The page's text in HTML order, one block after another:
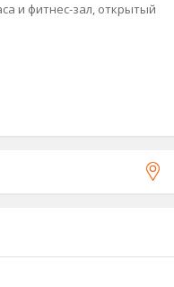
и фитнес-зал, открытый
игровая зона, есть
проведена в 2019 году.